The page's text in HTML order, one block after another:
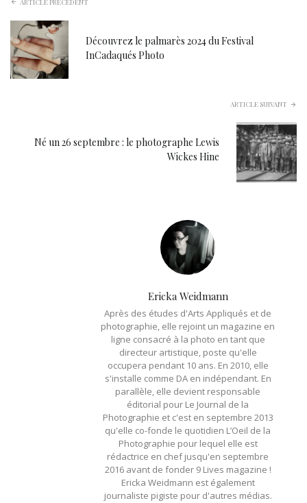
ARTICLE PRÉCÉDENT
Découvrez le palmarès 2024 du Festival
InCadaqués Photo
ARTICLE SUIVANT
Né un 26 septembre : le photographe Lewis
Wickes Hine
Ericka Weidmann
Après des études d'Arts Appliqués et de
photographie, elle rejoint un magazine en
ligne consacré à la photo en tant que
directeur artistique, poste qu'elle
occupera pendant 10 ans. En 2010, elle
s'installe comme DA en indépendant. En
parallèle, elle devient responsable
éditorial pour Le Journal de la
Photographie et c'est en septembre 2013
qu'elle co-fonde le quotidien L’Oeil de la
Photographie pour lequel elle est
rédactrice en chef jusqu'en septembre
2016 avant de fonder 9 Lives magazine !
Ericka Weidmann est également
journaliste pigiste pour d'autres médias.